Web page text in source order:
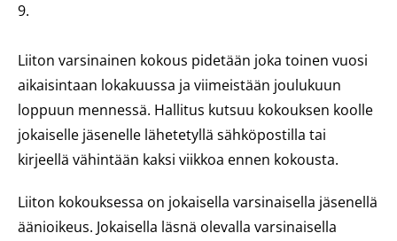
9.
Liiton varsinainen kokous pidetään joka toinen vuosi
aikaisintaan lokakuussa ja viimeistään joulukuun
loppuun mennessä. Hallitus kutsuu kokouksen koolle
jokaiselle jäsenelle lähetetyllä sähköpostilla tai
kirjeellä vähintään kaksi viikkoa ennen kokousta.
Liiton kokouksessa on jokaisella varsinaisella jäsenellä
äänioikeus. Jokaisella läsnä olevalla varsinaisella